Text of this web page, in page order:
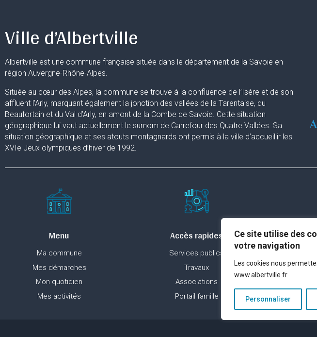
Ce site utilise des
votre navigation
Les cookies nous
www.albertville.fr
Personnaliser
Ville d’Albertville
Albertville est une commune française située dans le département de la Savoie en
région Auvergne-Rhône-Alpes.
Située au cœur des Alpes, la commune se trouve à la confluence de l’Isère et de son
affluent l’Arly, marquant également la jonction des vallées de la Tarentaise, du
Beaufortain et du Val d’Arly, en amont de la Combe de Savoie. Cette situation
géographique lui vaut actuellement le surnom de Carrefour des Quatre Vallées. Sa
situation géographique et ses atouts montagnards ont permis à la ville d’accueillir les
XVIe Jeux olympiques d’hiver de 1992.
Menu
Ma commune
Mes démarches
Mon quotidien
Mes activités
Accès rapides
Services publics
Travaux
Associations
Portail famille